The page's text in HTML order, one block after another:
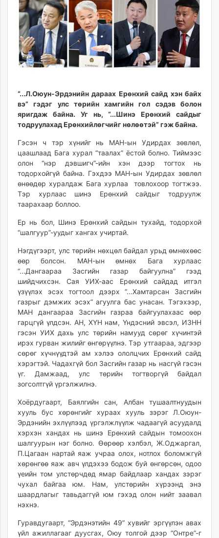
ikon.mn
mnb.mn
Livetv.mn
Eguur.mn
24tsag.mn
shuud.mn
ergelt.mn
zarig.mn
today.mn
zuv.mn
mminfo.mn
ugluu.mn
urlag.mn
unen.mn
asu.mn
shudarga.mn
unuudur.mn
mglradio.com
fact.mn
itoim.mn
tumen.mn
shuum.mn
times.mn
tvmongolia.mn
mass.mn
unegui.mn
assa.mn
toim.mn
tac.mn
paparazzi.mn
unread.today
“...Л.Оюун-Эрдэнийн дараах Ерөнхий сайд хэн байх
вэ” гэдэг улс төрийн хамгийн гол сэдэв болон
яригдаж байна. Уг нь, “...Шинэ Ерөнхий сайдыг
тодруулахад Ерөнхийлөгчийг нөлөөтэй” гэж байна.
Гэсэн ч тэр хүнийг нь МАН-ын Удирдах зөвлөл,
цаашлаад Бага хурал “таалах” ёстой болно. Тиймээс
олон “нэр дэвшигч”-ийн хэн дээр тогтох нь
тодорхойгүй байна. Гэхдээ МАН-ын Удирдах зөвлөл
өнөөдөр хуралдаж Бага хурлаа товлохоор тогтжээ.
Тэр хурлаас шинэ Ерөнхий сайдыг тодруулж
таарахаар боллоо.
Ер нь бол, Шинэ Ерөнхий сайдын тухайд, тодорхой
“шалгуур”-уудыг хангах учиртай.
Нэгдүгээрт, улс төрийн нөхцөл байдал урьд өмнөхөөс
өөр болсон. МАН-ын өмнөх Бага хурлаас
“...Дангаараа Засгийн газар байгуулна” гээд
шийдчихсэн. Сая УИХ-аас Ерөнхий сайдад итгэл
үзүүлэх эсэх тогтоол дээрх “...Хамтарсан Засгийн
газрыг дэмжих эсэх” агуулга бас унасан. Тэгэхээр,
МАН дангаараа Засгийн газраа байгуулахаас өөр
гарцгүй үлдсэн. АН, ХҮН нам, Үндэсний эвсэл, ИЗНН
гэсэн УИХ дахь улс төрийн намууд сөрөг хүчинтэй
ирэх гурван жилийг өнгөрүүлнэ. Тэр утгаараа, эдгээр
сөрөг хүчнүүдтэй ам хэлээ ололцчих Ерөнхий сайд
хэрэгтэй. Чадахгүй бол Засгийн газар нь насгүй гэсэн
үг. Дамжаад, улс төрийн тогтворгүй байдал
зогсолтгүй үргэлжилнэ.
Хоёрдугаарт, Баялгийн сан, Албан тушаалтнуудын
хууль бус хөрөнгийг хураах хууль зэрэг Л.Оюун-
Эрдэнийн эхлүүлээд үргэлжлүүлж чадаагүй асуудалд
хэрхэн хандах нь шинэ Ерөнхий сайдын томоохон
шалгуурын нэг болно. Өөрөөр хэлбэл, Ж.Оджаргал,
П.Цагаан нартай яаж учраа олох, нотлох боломжгүй
хөрөнгөө яаж авч үлдэхээ бодож буй өнгөрсөн, одоо
үеийн том улстөрчдөд ямар байдлаар хандах зэрэг
чухал байгаа юм. Нам, улстөрийн хүрээнд энэ
шаардлагыг тавьдаггүй юм гэхэд олон нийт заавал
нэхнэ.
Гуравдугаарт, “Эрдэнэтийн 49” хувийг эргүүлэн авах
үйл ажиллагааг дуусгах, Оюу толгой дээр “Онтре”-г